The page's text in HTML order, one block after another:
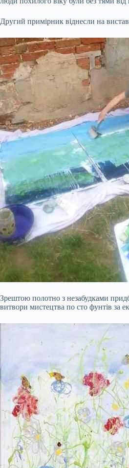
Другий примірник віднесли на
Зрештою полотно з незабудками
витвори мистецтва по сто фунтів за